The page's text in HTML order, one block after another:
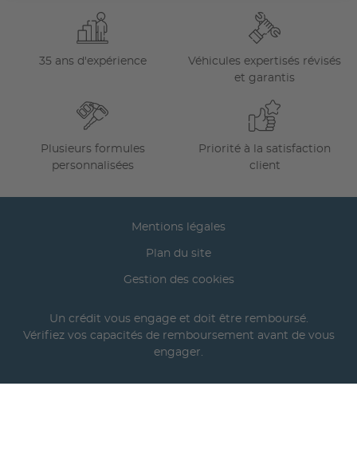
35 ans d'expérience
Véhicules expertisés révisés
et garantis
Plusieurs formules
personnalisées
Priorité à la satisfaction
client
Mentions légales
Plan du site
Gestion des cookies
Un crédit vous engage et doit être remboursé.
Vérifiez vos capacités de remboursement avant de vous
engager.